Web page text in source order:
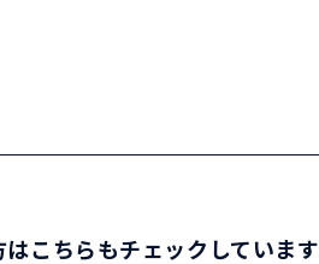
こちらもチェックしています